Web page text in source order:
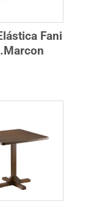
Fani